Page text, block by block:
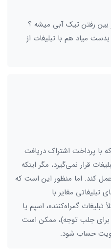
بین رفتن تیک آبی میشه ؟
میاد هم با تبلیغات از
با پرداخت اشتراک دریافت
قرار نمی‌گیرد، مگر اینکه
عمل کند. اما منظور این است که
تبلیغاتی مغایر با
گمراه‌کننده، اسپم یا
برای جلب توجه)، ممکن است
حساب شود.